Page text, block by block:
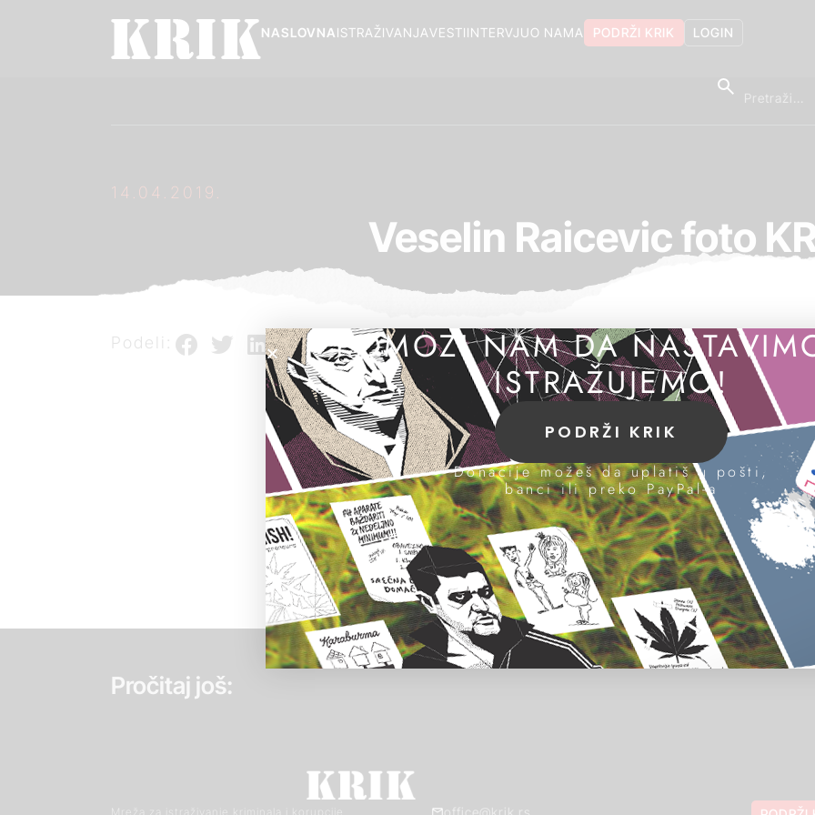
LOGIN
PODRŽI KRIK
O NAMA
INTERVJU
VESTI
ISTRAŽIVANJA
NASLOVNA
14.04.2019.
Veselin Raicevic foto
Podeli:
Pročitaj još:
Mreža za istraživanje kriminala i korupcije office@krik.rs
POMOZI NAM DA
ISTRAŽUJEMO!
PODRŽI KRIK
Donacije možeš da uplatiš u pošti,
banci ili preko PayPal-a